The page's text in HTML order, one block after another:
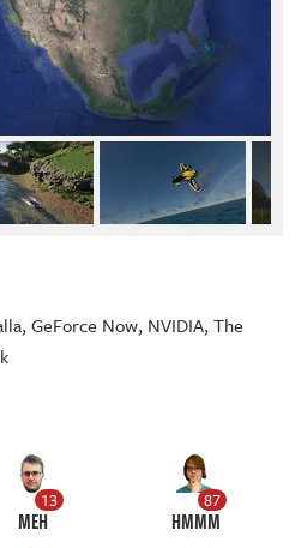
,GeForce Now, NVIDIA,The
13
MEH
87
HMMM